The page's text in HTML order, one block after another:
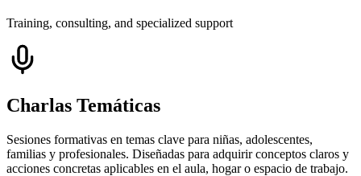
Training, consulting, and specialized support
Charlas Temáticas
Sesiones formativas en temas clave para niñas, adolescentes,
familias y profesionales. Diseñadas para adquirir conceptos claros y
acciones concretas aplicables en el aula, hogar o espacio de trabajo.